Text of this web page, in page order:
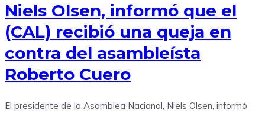
Niels Olsen, informó que el
(CAL) recibió una queja en
contra del asambleísta
Roberto Cuero
El presidente de la Asamblea Nacional, Niels Olsen, informó